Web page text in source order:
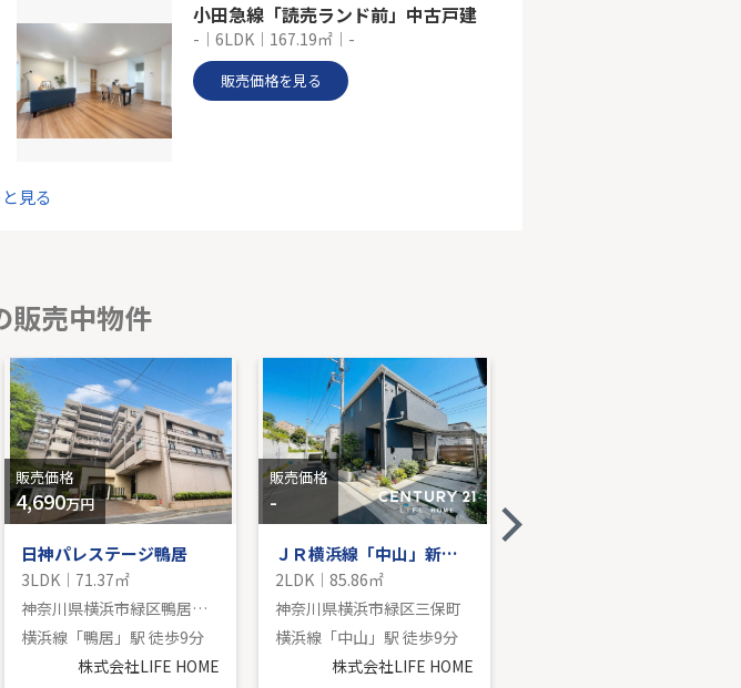
小田急線「読売ランド前」中古戸建
-｜6LDK｜167.19㎡｜-
販売価格を見る
見る
販売中物件
販売価格
4,690万円
日神パレステージ鴨居
3LDK｜71.37㎡
神奈川県横浜市緑区鴨居２丁目
横浜線「鴨居」駅 徒歩9分
株式会社LIFE HOME
販売価格
-
ＪＲ横浜線「中山」新築戸建
2LDK｜85.86㎡
神奈川県横浜市緑区三保町
横浜線「中山」駅 徒歩9分
株式会社LIFE HOME